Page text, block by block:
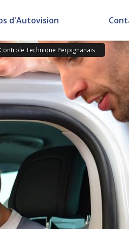
d'Autovision
Technique Perpignanais